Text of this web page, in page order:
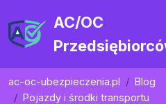
AC/OC
ac-oc-ubezpieczenia.pl
Blog
Pojazdy i środki transportu